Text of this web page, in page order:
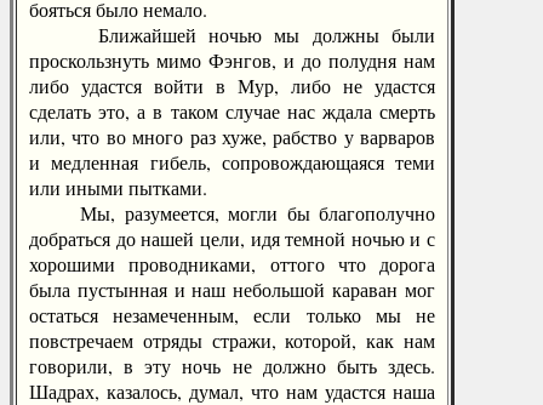
бояться было немало.
Ближайшей ночью мы должны были
проскользнуть мимо Фэнгов, и до полудня нам
либо удастся войти в Мур, либо не удастся
сделать это, а в таком случае нас ждала смерть
или, что во много раз хуже, рабство у варваров
и медленная гибель, сопровождающаяся теми
или иными пытками.
Мы, разумеется, могли бы благополучно
добраться до нашей цели, идя темной ночью и с
хорошими проводниками, оттого что дорога
была пустынная и наш небольшой караван мог
остаться незамеченным, если только мы не
повстречаем отряды стражи, которой, как нам
говорили, в эту ночь не должно быть здесь.
Шадрах, казалось, думал, что нам удастся наша